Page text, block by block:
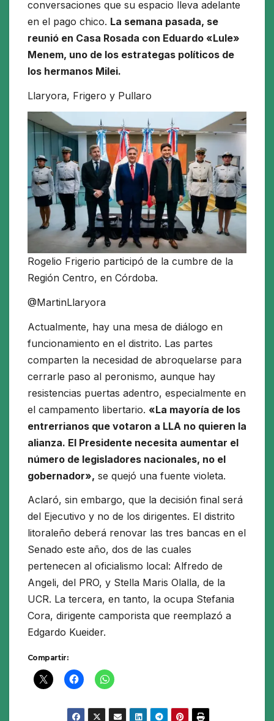
conversaciones que su espacio lleva adelante
en el pago chico. La semana pasada, se
reunió en Casa Rosada con Eduardo «Lule»
Menem, uno de los estrategas políticos de
los hermanos Milei.
Llaryora, Frigero y Pullaro
Rogelio Frigerio participó de la cumbre de la
Región Centro, en Córdoba.
@MartinLlaryora
Actualmente, hay una mesa de diálogo en
funcionamiento en el distrito. Las partes
comparten la necesidad de abroquelarse para
cerrarle paso al peronismo, aunque hay
resistencias puertas adentro, especialmente en
el campamento libertario. «La mayoría de los
entrerrianos que votaron a LLA no quieren la
alianza. El Presidente necesita aumentar el
número de legisladores nacionales, no el
gobernador», se quejó una fuente violeta.
Aclaró, sin embargo, que la decisión final será
del Ejecutivo y no de los dirigentes. El distrito
litoraleño deberá renovar las tres bancas en el
Senado este año, dos de las cuales
pertenecen al oficialismo local: Alfredo de
Angeli, del PRO, y Stella Maris Olalla, de la
UCR. La tercera, en tanto, la ocupa Stefania
Cora, dirigente camporista que reemplazó a
Edgardo Kueider.
Compartir: